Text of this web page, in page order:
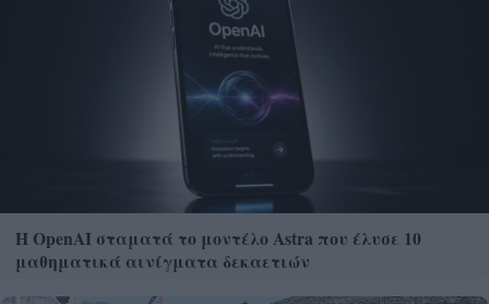
Η OpenAI σταματά το μοντέλο Astra που έλυσε 10
μαθηματικά αινίγματα δεκαετιών